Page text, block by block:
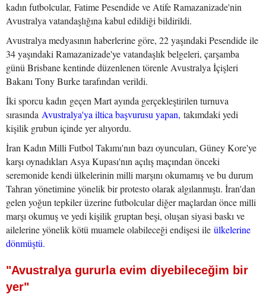
kadın futbolcular, Fatime Pesendide ve Atife Ramazanizade'nin
Avustralya vatandaşlığına kabul edildiği bildirildi.
Avustralya medyasının haberlerine göre, 22 yaşındaki Pesendide ile
34 yaşındaki Ramazanizade'ye vatandaşlık belgeleri, çarşamba
günü Brisbane kentinde düzenlenen törenle Avustralya İçişleri
Bakanı Tony Burke tarafından verildi.
İki sporcu kadın geçen Mart ayında gerçekleştirilen turnuva
sırasında Avustralya'ya iltica başvurusu yapan, takımdaki yedi
kişilik grubun içinde yer alıyordu.
İran Kadın Milli Futbol Takımı'nın bazı oyuncuları, Güney Kore'ye
karşı oynadıkları Asya Kupası'nın açılış maçından önceki
seremonide kendi ülkelerinin milli marşını okumamış ve bu durum
Tahran yönetimine yönelik bir protesto olarak algılanmıştı. İran'dan
gelen yoğun tepkiler üzerine futbolcular diğer maçlardan önce milli
marşı okumuş ve yedi kişilik gruptan beşi, oluşan siyasi baskı ve
ailelerine yönelik kötü muamele olabileceği endişesi ile ülkelerine
dönmüştü.
"Avustralya gururla evim diyebileceğim bir
yer"